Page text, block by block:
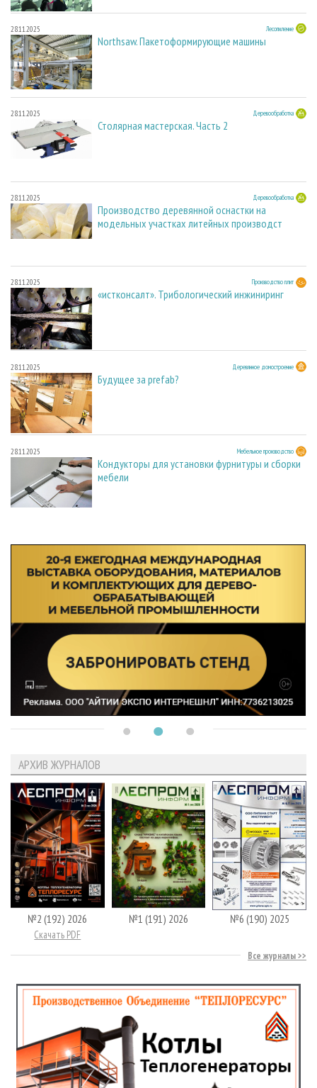
28.11.2025 Лесопиление
Northsaw. Пакетоформирующие машины
28.11.2025 Деревообработка
Столярная мастерская. Часть 2
28.11.2025 Деревообработка
Производство деревянной оснастки на
модельных участках литейных производст
28.11.2025 Производство плит
«истконсалт». Трибологический инжиниринг
28.11.2025 Деревянное домостроение
Будущее за prefab?
28.11.2025 Мебельное производство
Кондукторы для установки фурнитуры и сборки
мебели
АРХИВ ЖУРНАЛОВ
№2 (192) 2026
Скачать PDF
№1 (191) 2026 №6 (190) 2025
Все журналы